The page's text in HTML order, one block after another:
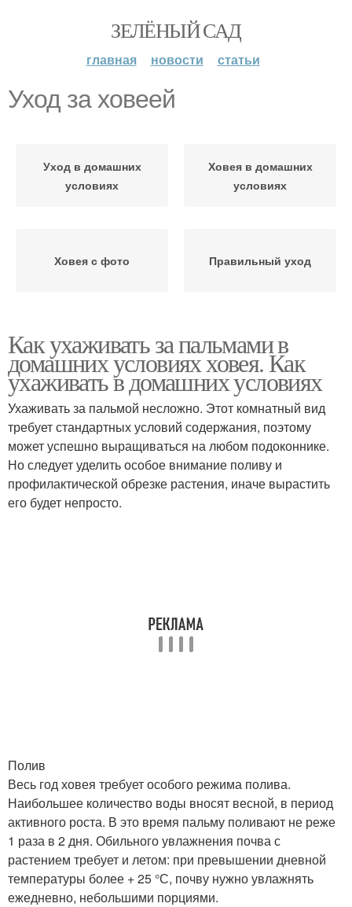
ЗЕЛЁНЫЙ САД
главная новости статьи
Уход за ховеей
Уход в домашних
условиях
Ховея в домашних
условиях
Ховея с фото Правильный уход
Как ухаживать за пальмами в
домашних условиях ховея. Как
ухаживать в домашних условиях
Ухаживать за пальмой несложно. Этот комнатный вид
требует стандартных условий содержания, поэтому
может успешно выращиваться на любом подоконнике.
Но следует уделить особое внимание поливу и
профилактической обрезке растения, иначе вырастить
его будет непросто.
Полив
Весь год ховея требует особого режима полива.
Наибольшее количество воды вносят весной, в период
активного роста. В это время пальму поливают не реже
1 раза в 2 дня. Обильного увлажнения почва с
растением требует и летом: при превышении дневной
температуры более + 25 °С, почву нужно увлажнять
ежедневно, небольшими порциями.